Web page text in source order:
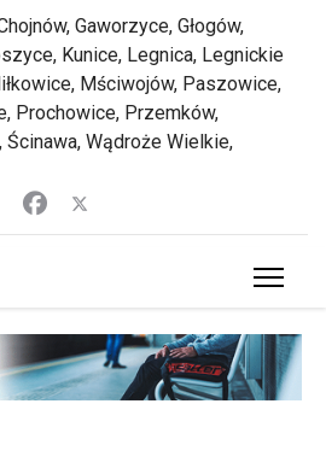
Gaworzyce, Głogów,
Kunice, Legnica, Legnickie
Mściwojów, Paszowice,
Prochowice, Przemków,
Ścinawa, Wądroże Wielkie,